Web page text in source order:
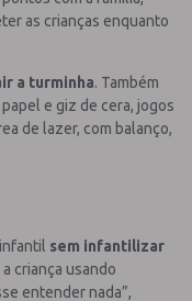
as crianças enquanto
a turminha. Também
e giz de cera, jogos
de lazer, com balanço,
sem infantilizar
criança usando
entender nada”,